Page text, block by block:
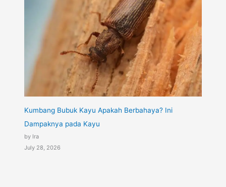
Kumbang Bubuk Kayu Apakah Berbahaya? Ini
Dampaknya pada Kayu
by Ira
July 28, 2026